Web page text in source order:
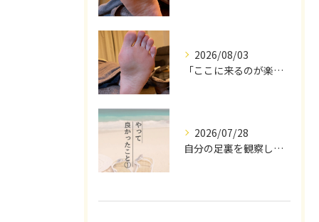
2026/08/03
「ここに来るのが楽しみです♪」と、言っていただけます◎
2026/07/28
自分の足裏を観察してみる！やって良かったぁ〜♪